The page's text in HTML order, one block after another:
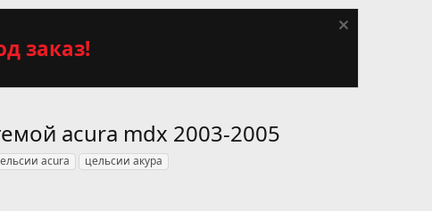
заказ!
acura mdx 2003-2005
acura цельсии акура